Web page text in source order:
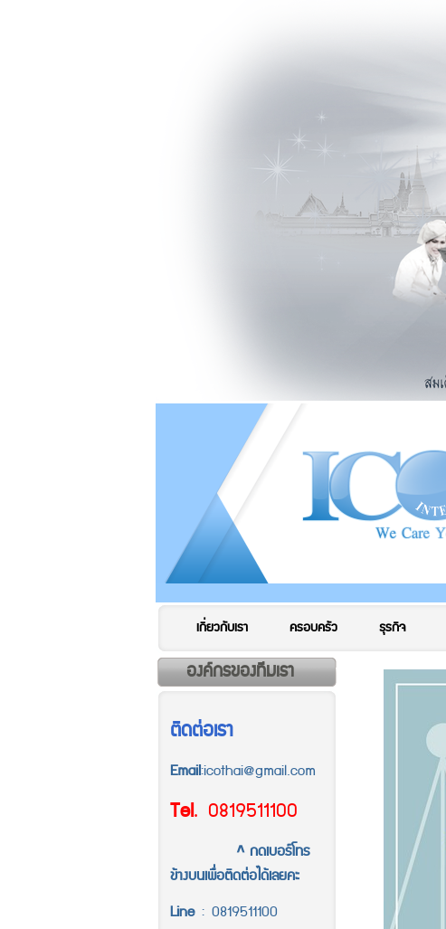
เกี่ยวกับเรา ครอบครัว ธุรกิจ
องค์กรของทีมเรา
ติดต่อเรา
Email:icothai@gmail.com
Tel. 0819511100
^ กดเบอร์โทร
ข้างบนเพื่อติดต่อได้เลยคะ
Line: 0819511100